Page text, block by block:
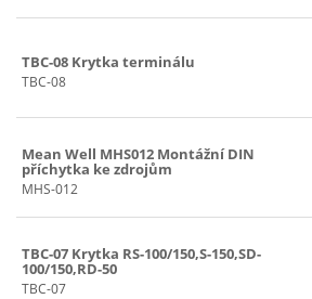
TBC-08 Krytka terminálu
TBC-08
Mean Well MHS012 Montážní DIN
příchytka ke zdrojům
MHS-012
TBC-07 Krytka RS-100/150,S-150,SD-
100/150,RD-50
TBC-07